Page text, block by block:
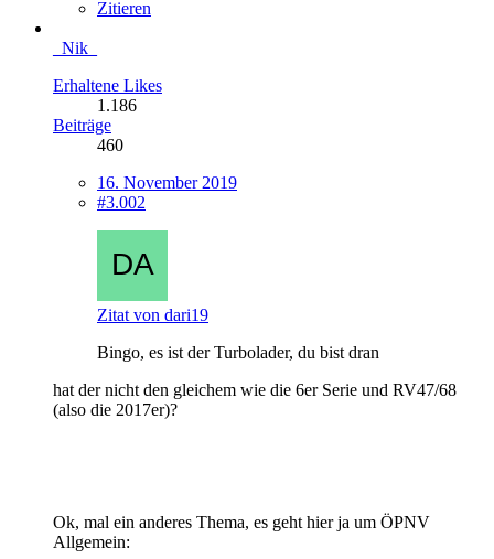
Zitieren
_Nik_
Erhaltene Likes
1.186
Beiträge
460
16. November 2019
#3.002
Zitat von dari19
Bingo, es ist der Turbolader, du bist dran
hat der nicht den gleichem wie die 6er Serie und RV47/68
(also die 2017er)?
Ok, mal ein anderes Thema, es geht hier ja um ÖPNV
Allgemein: